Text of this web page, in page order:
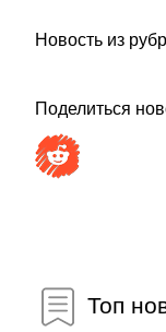
Новость из
Поделиться
Топ